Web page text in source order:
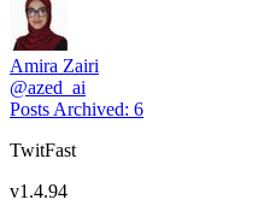
Amira Zairi
@azed_ai
Posts Archived: 6
TwitFast
v1.4.94